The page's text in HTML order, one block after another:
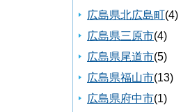
広島県北広島町(4)
広島県三原市(4)
広島県尾道市(5)
広島県福山市(13)
広島県府中市(1)